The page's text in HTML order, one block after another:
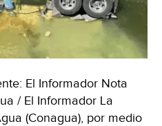
El Informador Nota
/ El Informador La
(Conagua), por medio